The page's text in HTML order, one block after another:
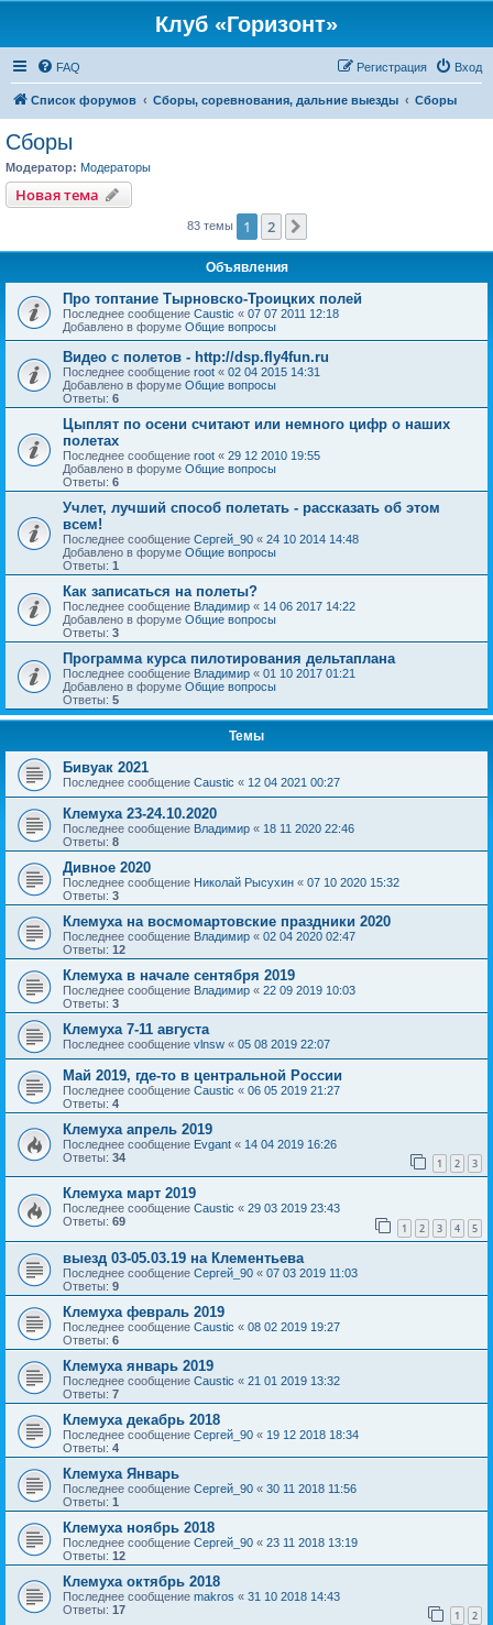
Клуб «Горизонт»
FAQ Вход
Регистрация
Список форумов Сборы, соревнования, дальние выезды Сборы
Сборы
Модератор: Модераторы
Новая тема
83 темы 1 2
Объявления
Про топтание Тырновско-Троицких полей
Последнее сообщение Caustic « 07 07 2011 12:18
Добавлено в форуме Общие вопросы
Видео с полетов - http://dsp.fly4fun.ru
Последнее сообщение root « 02 04 2015 14:31
Добавлено в форуме Общие вопросы
Ответы: 6
Цыплят по осени считают или немного цифр о наших
полетах
Последнее сообщение root « 29 12 2010 19:55
Добавлено в форуме Общие вопросы
Ответы: 6
Учлет, лучший способ полетать - рассказать об этом
всем!
Последнее сообщение Сергей_90 « 24 10 2014 14:48
Добавлено в форуме Общие вопросы
Ответы: 1
Как записаться на полеты?
Последнее сообщение Владимир « 14 06 2017 14:22
Добавлено в форуме Общие вопросы
Ответы: 3
Программа курса пилотирования дельтаплана
Последнее сообщение Владимир « 01 10 2017 01:21
Добавлено в форуме Общие вопросы
Ответы: 5
Темы
Бивуак 2021
Последнее сообщение Caustic « 12 04 2021 00:27
Клемуха 23-24.10.2020
Последнее сообщение Владимир « 18 11 2020 22:46
Ответы: 8
Дивное 2020
Последнее сообщение Николай Рысухин « 07 10 2020 15:32
Ответы: 3
Клемуха на восмомартовские праздники 2020
Последнее сообщение Владимир « 02 04 2020 02:47
Ответы: 12
Клемуха в начале сентября 2019
Последнее сообщение Владимир « 22 09 2019 10:03
Ответы: 3
Клемуха 7-11 августа
Последнее сообщение vlnsw « 05 08 2019 22:07
Май 2019, где-то в центральной России
Последнее сообщение Caustic « 06 05 2019 21:27
Ответы: 4
Клемуха апрель 2019
Последнее сообщение Evgant « 14 04 2019 16:26
Ответы: 34 1 2 3
Клемуха март 2019
Последнее сообщение Caustic « 29 03 2019 23:43
Ответы: 69 1 2 3 4 5
выезд 03-05.03.19 на Клементьева
Последнее сообщение Сергей_90 « 07 03 2019 11:03
Ответы: 9
Клемуха февраль 2019
Последнее сообщение Caustic « 08 02 2019 19:27
Ответы: 6
Клемуха январь 2019
Последнее сообщение Caustic « 21 01 2019 13:32
Ответы: 7
Клемуха декабрь 2018
Последнее сообщение Сергей_90 « 19 12 2018 18:34
Ответы: 4
Клемуха Январь
Последнее сообщение Сергей_90 « 30 11 2018 11:56
Ответы: 1
Клемуха ноябрь 2018
Последнее сообщение Сергей_90 « 23 11 2018 13:19
Ответы: 12
Клемуха октябрь 2018
Последнее сообщение makros « 31 10 2018 14:43
Ответы: 17 1 2